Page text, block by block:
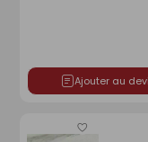
mm - tribeca
Déclinaison
Disponible sous 10 jours
49,90€ TTC/Mètre